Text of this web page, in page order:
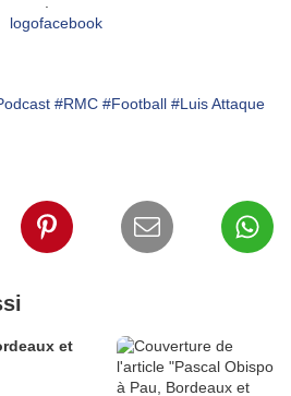
#RMC #Football #Luis Attaque
et